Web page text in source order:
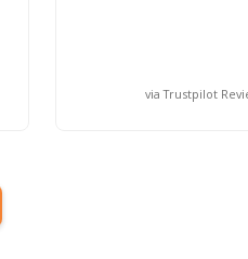
via Trustpilot